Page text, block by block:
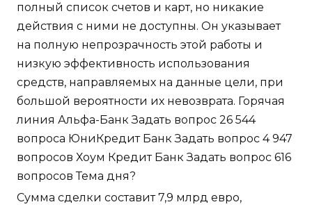
полный список счетов и карт, но никакие
действия с ними не доступны. Он указывает
на полную непрозрачность этой работы и
низкую эффективность использования
средств, направляемых на данные цели, при
большой вероятности их невозврата. Горячая
линия Альфа-Банк Задать вопрос 26 544
вопроса ЮниКредит Банк Задать вопрос 4 947
вопросов Хоум Кредит Банк Задать вопрос 616
вопросов Тема дня?
Сумма сделки составит 7,9 млрд евро,